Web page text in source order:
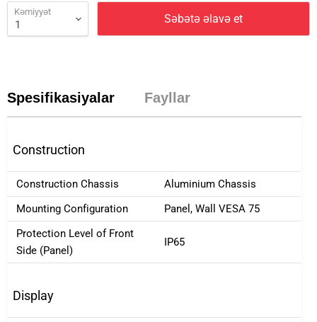
Kəmiyyət Səbətə əlavə et
Spesifikasiyalar Fayllar
Construction
Construction Chassis
Aluminium Chassis
Mounting Configuration
Panel, Wall VESA 75
Protection Level of Front
Side (Panel)
IP65
Display